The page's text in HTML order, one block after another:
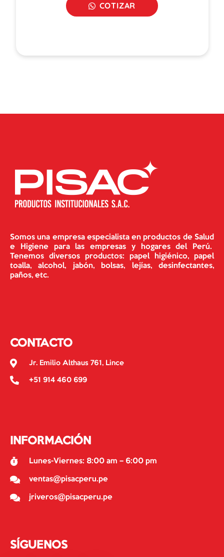
COTIZAR
Somos una empresa especialista en productos de Salud
e Higiene para las empresas y hogares del Perú.
Tenemos diversos productos: papel higiénico, papel
toalla, alcohol, jabón, bolsas, lejías, desinfectantes,
paños, etc.
CONTACTO
Jr. Emilio Althaus 761, Lince
+51 914 460 699
INFORMACIÓN
Lunes-Viernes: 8:00 am – 6:00 pm
ventas@pisacperu.pe
jriveros@pisacperu.pe
SÍGUENOS